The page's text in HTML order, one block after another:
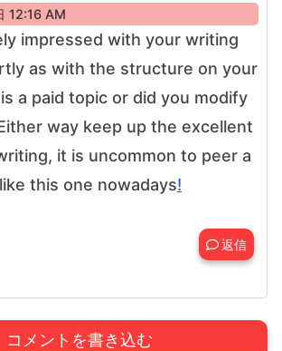
12:16 AM
impressed with your writing
as with the structure on your
a paid topic or did you modify
way keep up the excellent
it is uncommon to peer a
this one nowadays!
返信
コメントを書き込む